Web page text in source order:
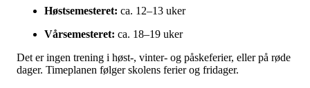
Høstsemesteret: ca. 12–13 uker
Vårsemesteret: ca. 18–19 uker
Det er ingen trening i høst-, vinter- og påskeferier, eller på røde
dager. Timeplanen følger skolens ferier og fridager.